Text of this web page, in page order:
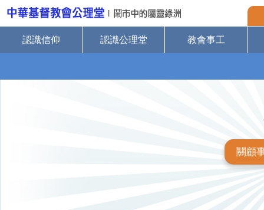
認識信仰 認識公理堂 教會事工
關顧